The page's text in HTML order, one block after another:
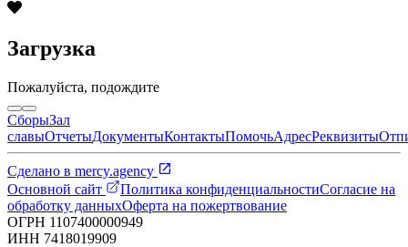
Загрузка
Пожалуйста, подождите
СборыЗал
славыОтчетыДокументыКонтактыПомочьАдресРеквизиты
Сделано в mercy.agency
Основной сайт
Политика конфиденциальностиСогласие на
обработку данныхОферта на пожертвование
ОГРН 1107400000949
ИНН 7418019909